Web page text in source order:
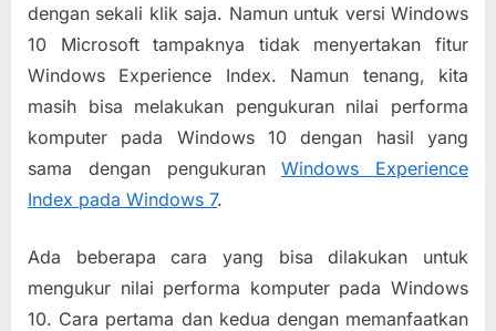
dengan sekali klik saja. Namun untuk versi Windows
10 Microsoft tampaknya tidak menyertakan fitur
Windows Experience Index. Namun tenang, kita
masih bisa melakukan pengukuran nilai performa
komputer pada Windows 10 dengan hasil yang
sama dengan pengukuranWindows Experience
Index pada Windows 7.
Ada beberapa cara yang bisa dilakukan untuk
mengukur nilai performa komputer pada Windows
10. Cara pertama dan kedua dengan memanfaatkan